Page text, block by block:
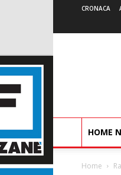
CRONACA
HOME
Home